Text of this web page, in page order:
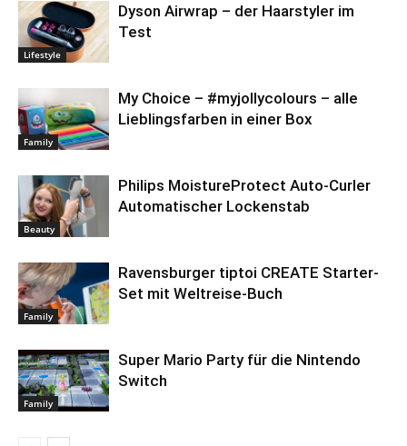
Lifestyle
Dyson Airwrap – der Haarstyler im
Test
Family
My Choice – #myjollycolours – alle
Lieblingsfarben in einer Box
Beauty
Philips MoistureProtect Auto-Curler
Automatischer Lockenstab
Family
Ravensburger tiptoi CREATE Starter-
Set mit Weltreise-Buch
Family
Super Mario Party für die Nintendo
Switch